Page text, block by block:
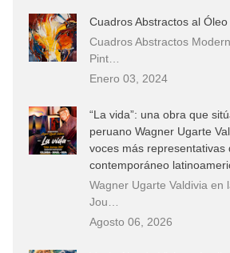
Cuadros Abstractos al Óleo
Cuadros Abstractos
Pint…
Enero 03, 2024
“La vida”: una obra que
peruano Wagner Ugarte
voces más representativas
contemporáneo
Wagner Ugarte Valdivia en
Jou…
Agosto 06, 2026